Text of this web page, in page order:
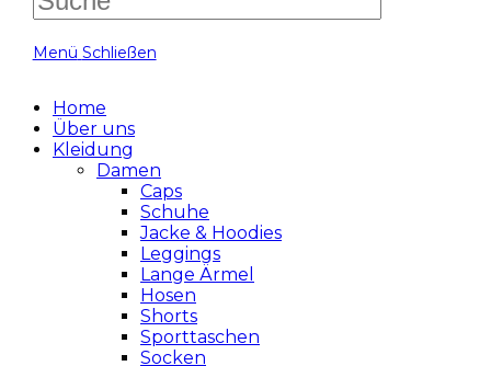
Menü Schließen
Home
Über uns
Kleidung
Damen
Caps
Schuhe
Jacke & Hoodies
Leggings
Lange Ärmel
Hosen
Shorts
Sporttaschen
Socken